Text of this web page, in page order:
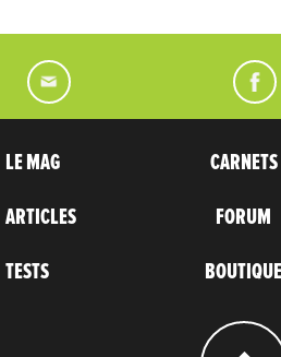
LE MAG
ARTICLES
TESTS
CARNETS
FORUM
BOUTIQUE